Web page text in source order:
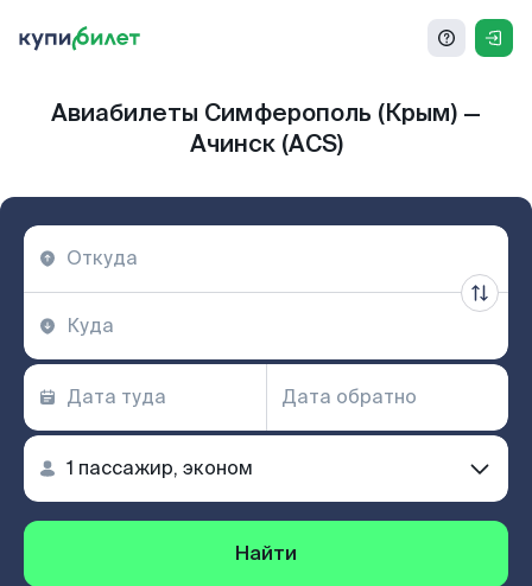
Авиабилеты Симферополь (Крым) —
Ачинск (ACS)
Найти